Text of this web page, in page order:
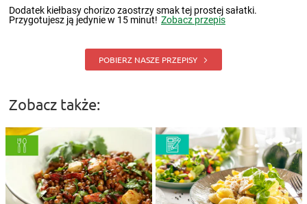
Dodatek kiełbasy chorizo zaostrzy smak tej prostej sałatki.
Przygotujesz ją jedynie w 15 minut! Zobacz przepis
POBIERZ NASZE PRZEPISY
Zobacz także: